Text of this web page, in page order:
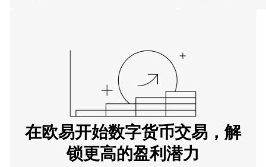
在欧易开始数字货币交易，解
锁更高的盈利潜力